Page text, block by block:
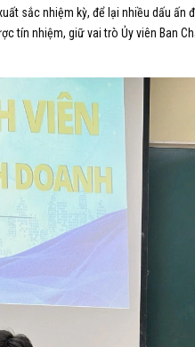
sắc nhiệm kỳ, để lại nhiều dấu
tín nhiệm, giữ vai trò Ủy viên Ban